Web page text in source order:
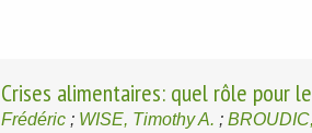
Crises alimentaires: quel rôle pour
Frédéric ; WISE, Timothy A. ;